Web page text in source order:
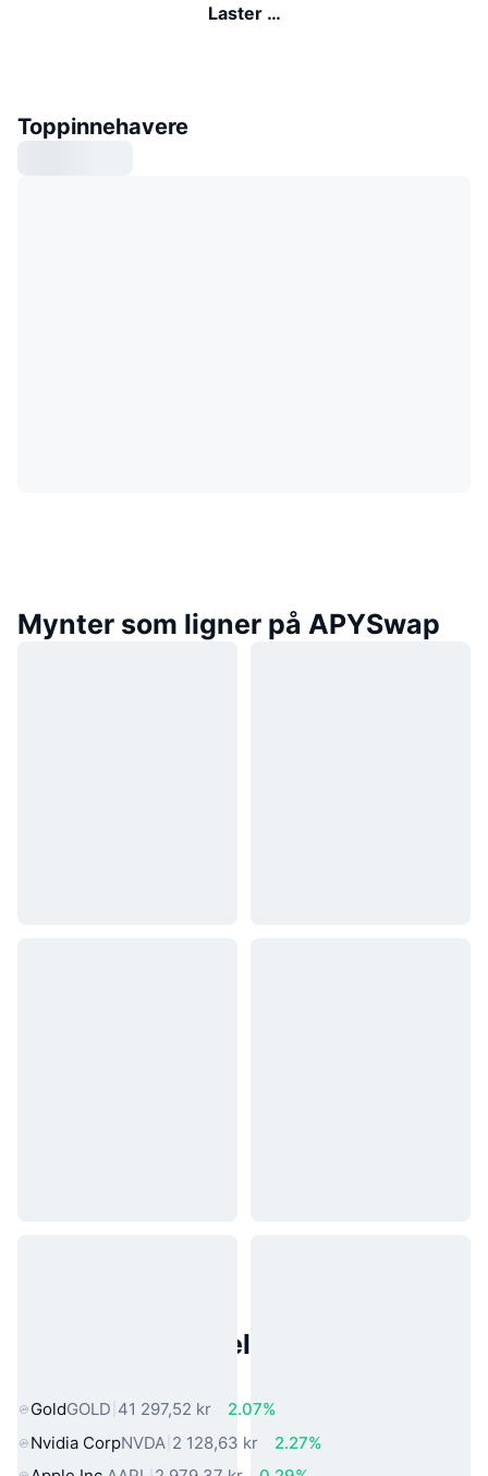
Laster …
Toppinnehavere
Mynter som ligner på APYSwap
Populære eiendeler fra den
GoldGOLD 41 297,52 kr
2.07%
Nvidia CorpNVDA 2 128,63 kr
2.27%